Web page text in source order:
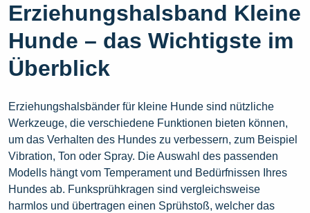
Erziehungshalsband Kleine
Hunde – das Wichtigste im
Überblick
Erziehungshalsbänder für kleine Hunde sind nützliche
Werkzeuge, die verschiedene Funktionen bieten können,
um das Verhalten des Hundes zu verbessern, zum Beispiel
Vibration, Ton oder Spray. Die Auswahl des passenden
Modells hängt vom Temperament und Bedürfnissen Ihres
Hundes ab. Funksprühkragen sind vergleichsweise
harmlos und übertragen einen Sprühstoß, welcher das